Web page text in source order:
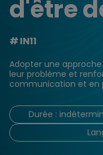
d'être
IN11
Adopter une
leur problème et
communication et en
Durée :